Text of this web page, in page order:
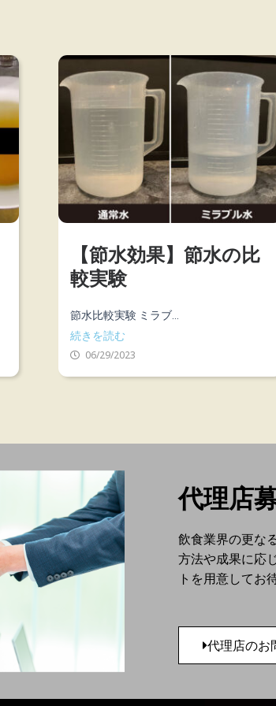
【節水効果】節水の比
較実験
節水比較実験 ミラブ...
続きを読む
06/29/2023
代理店
飲食業界の更な
方法や成果に応
トを用意してお
代理店のお